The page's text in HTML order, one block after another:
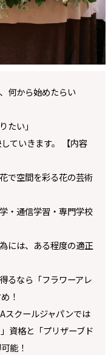
何から始めたらい
たい」
ていきます。 【内容
で空間を彩る花の芸術
・通信学習・専門学校
には、ある程度の適正
るなら「フラワーアレ
！
スクールジャパンでは
資格と「プリザーブド
能！